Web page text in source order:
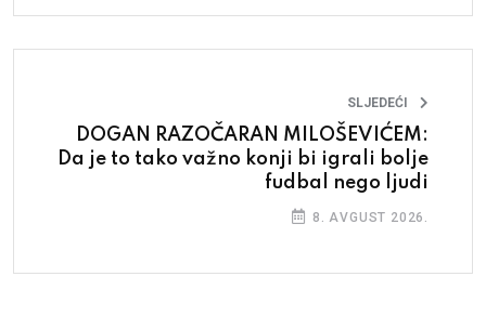
SLJEDEĆI
DOGAN RAZOČARAN MILOŠEVIĆEM:
Da je to tako važno konji bi igrali bolje
fudbal nego ljudi
8. AVGUST 2026.